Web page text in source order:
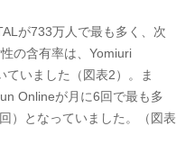
が733万人で最も多く、次
の含有率は、 Yomiuri
ていました（図表2 ）。ま
Onlineが月に6 回で最も多
回）となっていました。（図表